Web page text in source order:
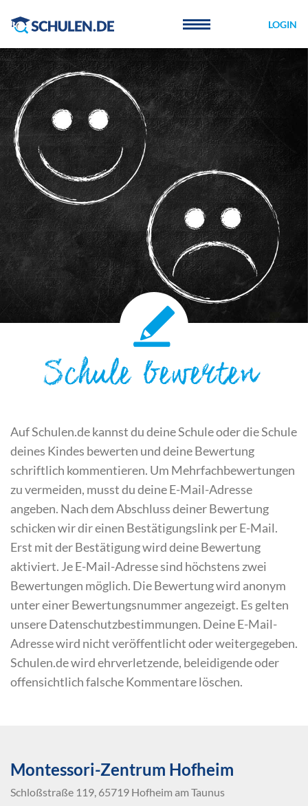
LOGIN
Schule bewerten
Auf Schulen.de kannst du deine Schule oder die Schule
deines Kindes bewerten und deine Bewertung
schriftlich kommentieren. Um Mehrfachbewertungen
zu vermeiden, musst du deine E-Mail-Adresse
angeben. Nach dem Abschluss deiner Bewertung
schicken wir dir einen Bestätigungslink per E-Mail.
Erst mit der Bestätigung wird deine Bewertung
aktiviert. Je E-Mail-Adresse sind höchstens zwei
Bewertungen möglich. Die Bewertung wird anonym
unter einer Bewertungsnummer angezeigt. Es gelten
unsere Datenschutzbestimmungen. Deine E-Mail-
Adresse wird nicht veröffentlicht oder weitergegeben.
Schulen.de wird ehrverletzende, beleidigende oder
offensichtlich falsche Kommentare löschen.
Montessori-Zentrum Hofheim
Schloßstraße 119, 65719 Hofheim am Taunus